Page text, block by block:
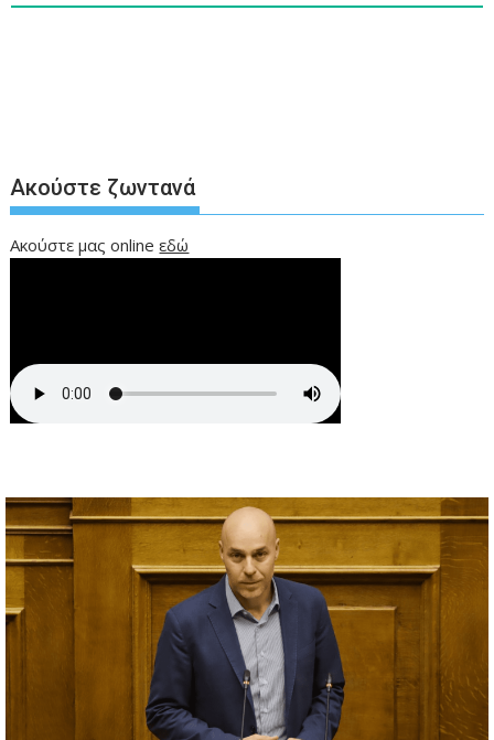
Ακούστε ζωντανά
Ακούστε μας onlineεδώ